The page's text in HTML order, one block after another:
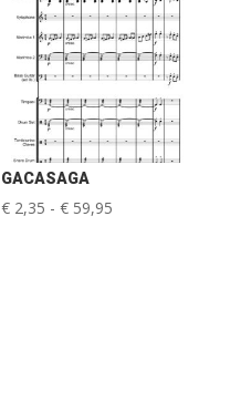
GACASAGA
€ 2,35 - € 59,95